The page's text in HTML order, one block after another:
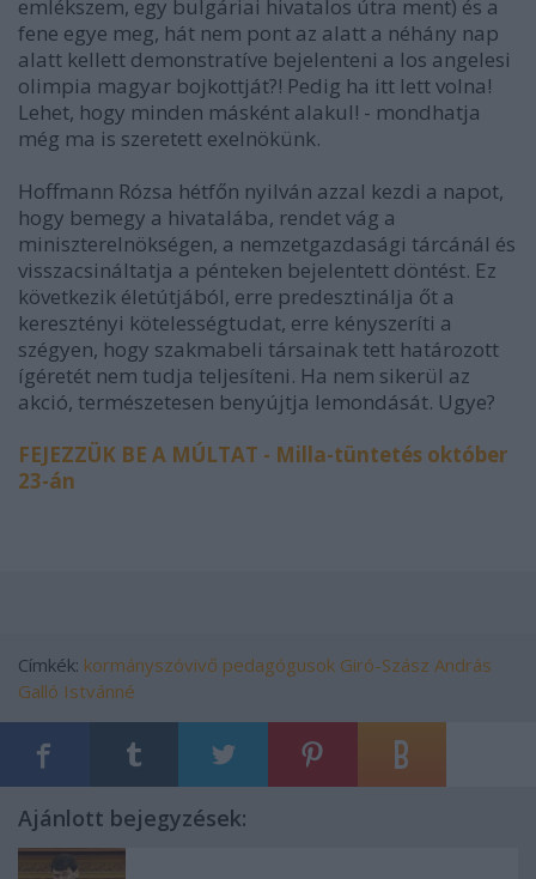
emlékszem, egy bulgáriai hivatalos útra ment) és a
fene egye meg, hát nem pont az alatt a néhány nap
alatt kellett demonstratíve bejelenteni a los angelesi
olimpia magyar bojkottját?! Pedig ha itt lett volna!
Lehet, hogy minden másként alakul! - mondhatja
még ma is szeretett exelnökünk.
Hoffmann Rózsa hétfőn nyilván azzal kezdi a napot,
hogy bemegy a hivatalába, rendet vág a
miniszterelnökségen, a nemzetgazdasági tárcánál és
visszacsináltatja a pénteken bejelentett döntést. Ez
következik életútjából, erre predesztinálja őt a
keresztényi kötelességtudat, erre kényszeríti a
szégyen, hogy szakmabeli társainak tett határozott
ígéretét nem tudja teljesíteni. Ha nem sikerül az
akció, természetesen benyújtja lemondását. Ugye?
FEJEZZÜK BE A MÚLTAT - Milla-tüntetés október
23-án
Címkék: kormányszóvivő pedagógusok Giró-Szász András
Galló Istvánné
Ajánlott bejegyzések: